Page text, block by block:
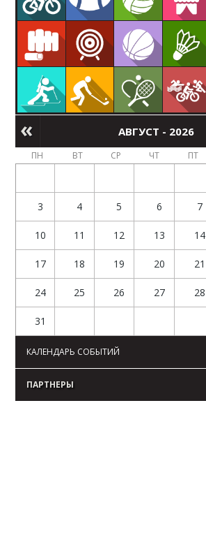
АВГУСТ - 2026
ПН ВТ СР ЧТ ПТ
3 4 5 6 7
10 11 12 13 14
17 18 19 20 21
24 25 26 27 28
31
КАЛЕНДАРЬ СОБЫТИЙ
ПАРТНЕРЫ